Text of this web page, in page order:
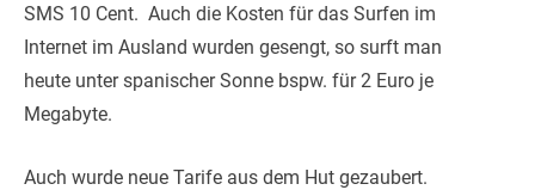
SMS 10 Cent. Auch die Kosten für das Surfen im
Internet im Ausland wurden gesengt, so surft man
heute unter spanischer Sonne bspw. für 2 Euro je
Megabyte.
Auch wurde neue Tarife aus dem Hut gezaubert.